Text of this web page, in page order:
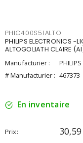
PHIC400S51ALTO
PHILIPS ELECTRONICS -
ALTOGOLIATH CLAIRE
Manufacturier :
# Manufacturier : 467373
En inventaire
Prix 30,59